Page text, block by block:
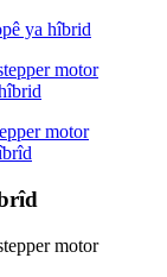
ya hîbrid